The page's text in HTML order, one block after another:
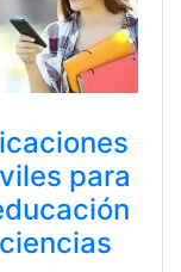
para